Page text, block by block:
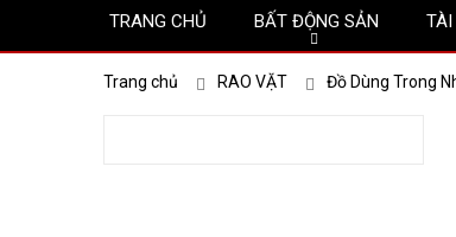
TRANG CHỦ BẤT ĐỘNG SẢN TÀI
Trang chủ RAO VẶT Đồ Dùng Trong